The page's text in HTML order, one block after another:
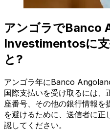
アンゴラでBanco
Investimentosに
と?
アンゴラ年にBanco
国際支払いを受け取るには
座番号、その他の銀行情報を
を避けるために、送信者に正
認してください。